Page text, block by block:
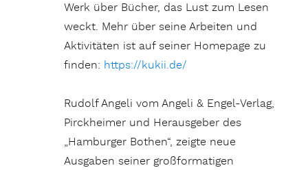
Werk über Bücher, das Lust zum Lesen
weckt. Mehr über seine Arbeiten und
Aktivitäten ist auf seiner Homepage zu
finden: https://kukii.de/
Rudolf Angeli vom Angeli & Engel-Verlag,
Pirckheimer und Herausgeber des
„Hamburger Bothen“, zeigte neue
Ausgaben seiner großformatigen